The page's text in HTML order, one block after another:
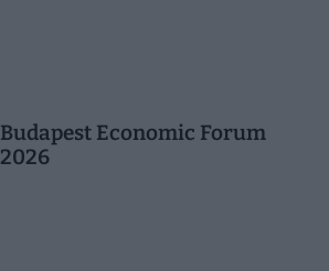
Budapest Economic Forum
2026